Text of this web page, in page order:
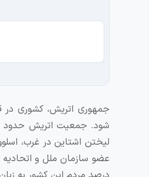
لیختن اشتاین در غرب،